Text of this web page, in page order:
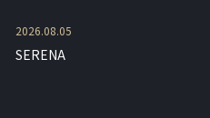
2026.08.05
SERENA